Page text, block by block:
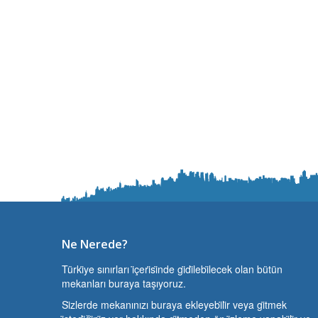
Ne Nerede?
Türki̇ye sınırları i̇çeri̇si̇nde gi̇di̇lebi̇lecek olan bütün
mekanları buraya taşıyoruz.
Si̇zlerde mekanınızı buraya ekleyebi̇li̇r veya gi̇tmek